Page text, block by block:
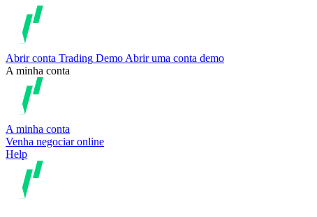
Abrir conta Trading Demo Abrir uma conta demo
A minha conta
A minha conta
Venha negociar online
Help